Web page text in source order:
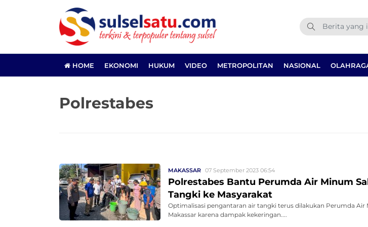
HOME EKONOMI HUKUM VIDEO METROPOLITAN NASIONAL
Polrestabes
MAKASSAR 07 September 2023 06:54
Polrestabes Bantu Perumda Air Minum
Tangki ke Masyarakat
Optimalisasi pengantaran air tangki terus dilakukan Perumda Air
Makassar karena dampak kekeringan....